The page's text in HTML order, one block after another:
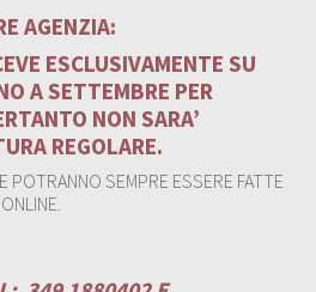
AGENZIA:
ESCLUSIVAMENTE SU
A SETTEMBRE PER
NON SARA’
REGOLARE.
POTRANNO SEMPRE ESSERE FATTE